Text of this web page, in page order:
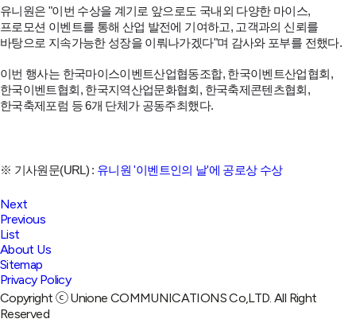
유니원은 "이번 수상을 계기로 앞으로도 국내외 다양한 마이스,
프로모션 이벤트를 통해 산업 발전에 기여하고, 고객과의 신뢰를
바탕으로 지속가능한 성장을 이뤄나가겠다"며 감사와 포부를 전했다.
이번 행사는 한국마이스이벤트산업협동조합, 한국이벤트산업협회,
한국이벤트협회, 한국지역산업문화협회, 한국축제콘텐츠협회,
한국축제포럼 등 6개 단체가 공동주최했다.
※ 기사원문(URL) : 유니원 '이벤트인의 날'에 공로상 수상
Next
Previous
List
About Us
Sitemap
Privacy Policy
Copyright ⓒ Unione COMMUNICATIONS Co,LTD. All Right
Reserved